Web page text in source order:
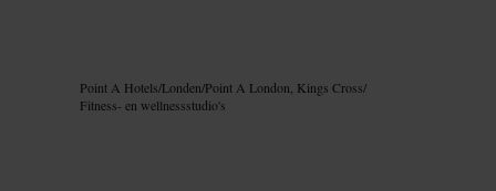
Point A Hotels/Londen/Point A London, Kings Cross/
Fitness- en wellnessstudio's